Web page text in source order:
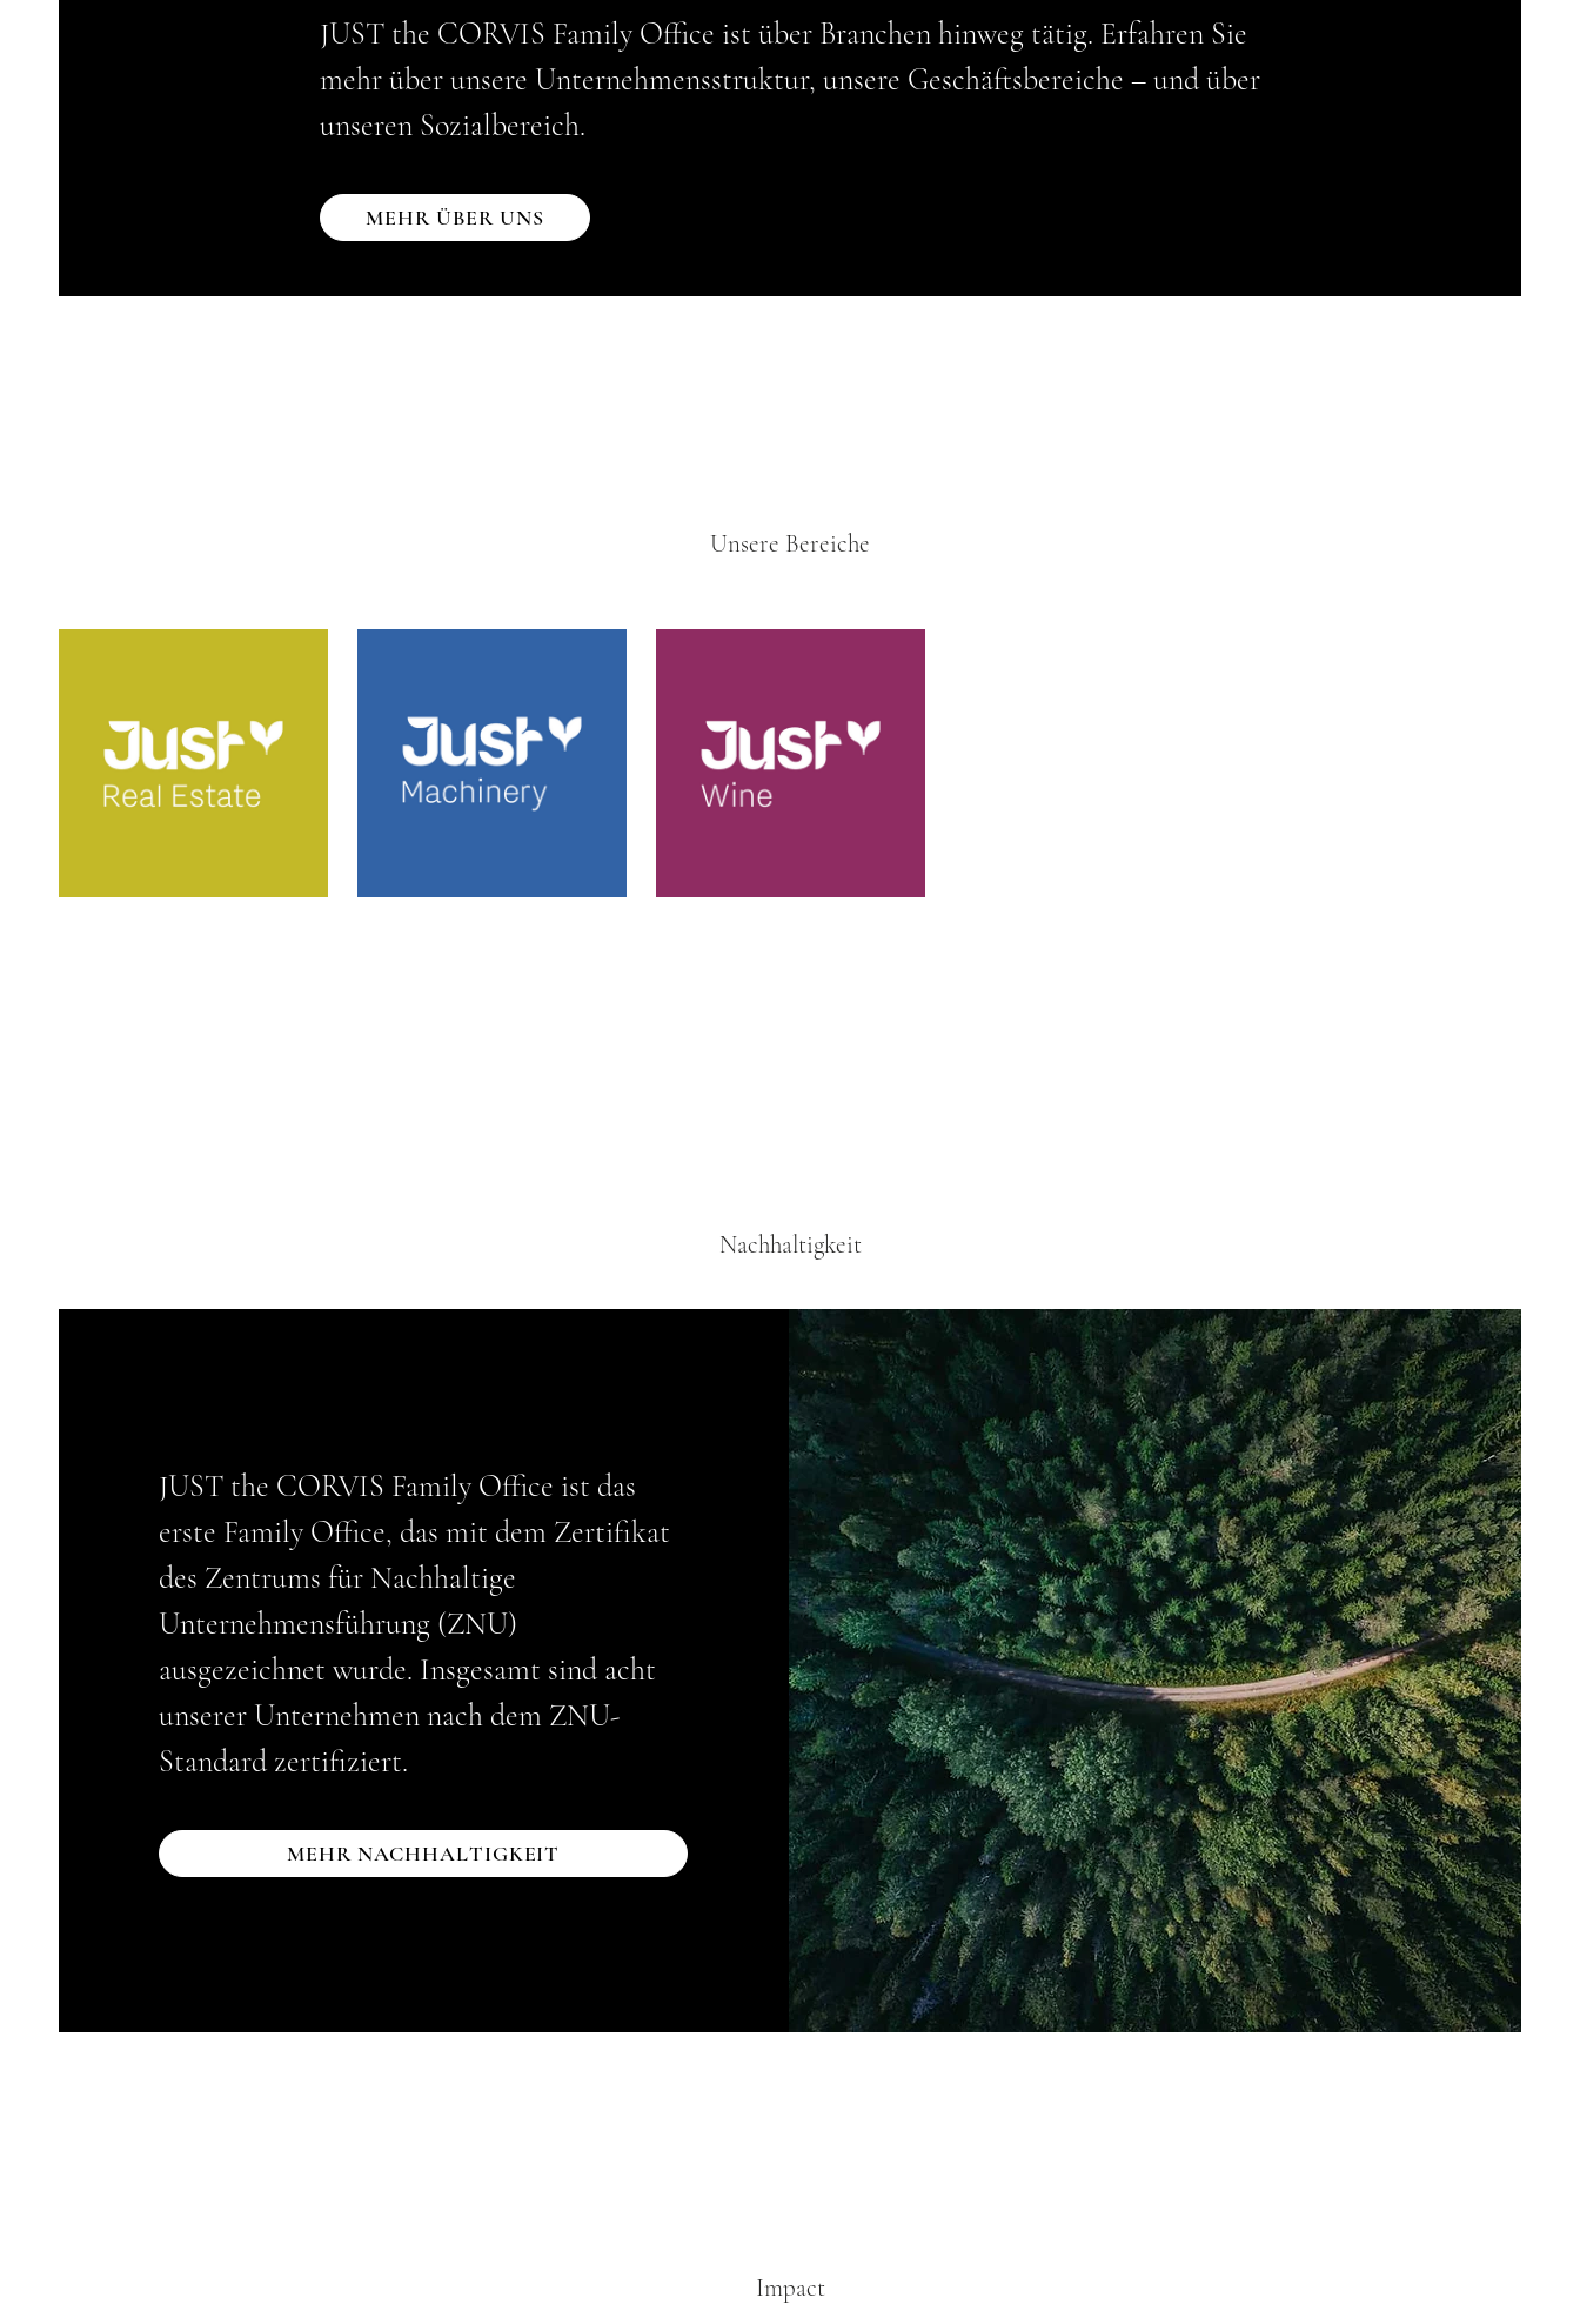
JUST the CORVIS Family Office ist über Branchen hinweg tätig. Erfahren Sie
mehr über unsere Unternehmensstruktur, unsere Geschäftsbereiche – und über
unseren Sozialbereich.
MEHR ÜBER UNS
Unsere Bereiche
Nachhaltigkeit
JUST the CORVIS Family Office ist das
erste Family Office, das mit dem Zertifikat
des Zentrums für Nachhaltige
Unternehmensführung (ZNU)
ausgezeichnet wurde. Insgesamt sind acht
unserer Unternehmen nach dem ZNU-
Standard zertifiziert.
MEHR NACHHALTIGKEIT
Impact